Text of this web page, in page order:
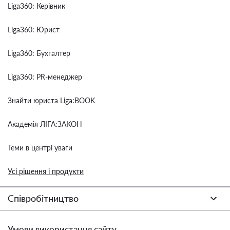
Liga360: Керівник
Liga360: Юрист
Liga360: Бухгалтер
Liga360: PR-менеджер
Знайти юриста Liga:BOOK
Академія ЛІГА:ЗАКОН
Теми в центрі уваги
Усі рішення і продукти
Співробітництво